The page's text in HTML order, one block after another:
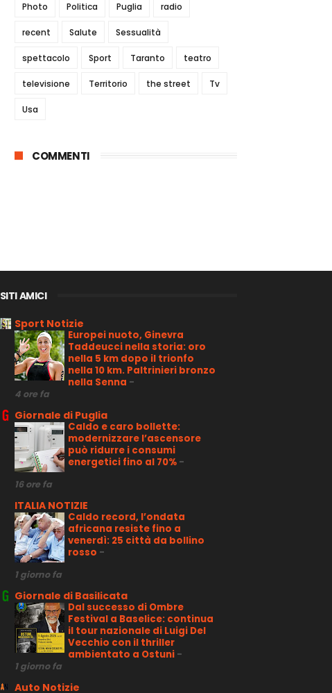
Photo Politica Puglia radio
recent Salute Sessualità
spettacolo Sport Taranto teatro
televisione Territorio the street Tv
Usa
COMMENTI
SITI AMICI
Sport Notizie
Europei nuoto, Ginevra
Taddeucci nella storia: oro
nella 5 km dopo il trionfo
nella 10 km. Paltrinieri bronzo
nella Senna -
4 ore fa
Giornale di Puglia
Caldo e caro bollette:
modernizzare l’ascensore
può ridurre i consumi
energetici fino al 70% -
16 ore fa
ITALIA NOTIZIE
Caldo record, l’ondata
africana resiste fino a
venerdì: 25 città da bollino
rosso -
1 giorno fa
Giornale di Basilicata
Dal successo di Ombre
Festival a Baselice: continua
il tour nazionale di Luigi Del
Vecchio con il thriller
ambientato a Ostuni -
1 giorno fa
Auto Notizie